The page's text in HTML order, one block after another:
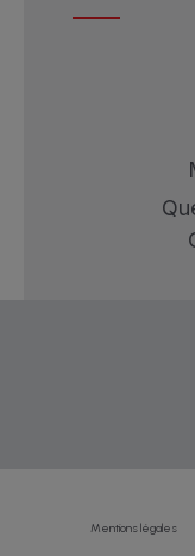
Mentions légales